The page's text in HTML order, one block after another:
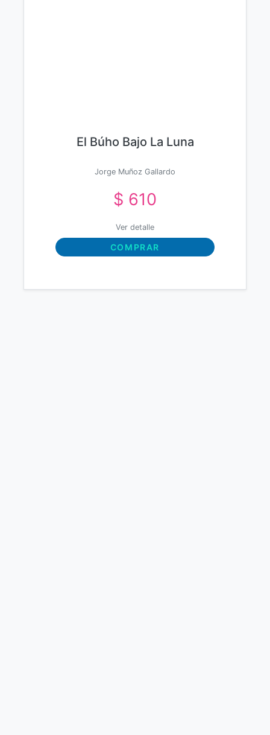
El Búho Bajo La Luna
Jorge Muñoz Gallardo
$ 610
Ver detalle
COMPRAR